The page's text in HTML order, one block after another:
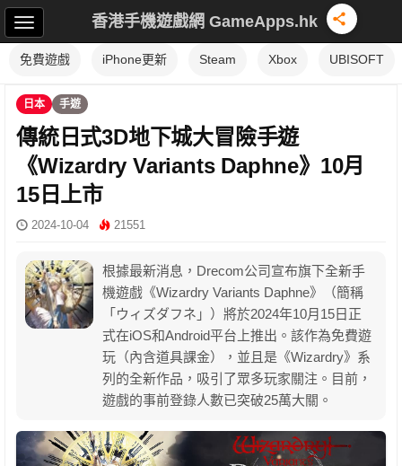
香港手機遊戲網 GameApps.hk
免費遊戲 iPhone更新 Steam Xbox UBISOFT
日本 手遊
傳統日式3D地下城大冒險手遊
《Wizardry Variants Daphne》10月
15日上市
2024-10-04 21551
根據最新消息，Drecom公司宣布旗下全新手
機遊戲《Wizardry Variants Daphne》（簡稱
「ウィズダフネ」）將於2024年10月15日正
式在iOS和Android平台上推出。該作為免費遊
玩（內含道具課金），並且是《Wizardry》系
列的全新作品，吸引了眾多玩家關注。目前，
遊戲的事前登錄人數已突破25萬大關。